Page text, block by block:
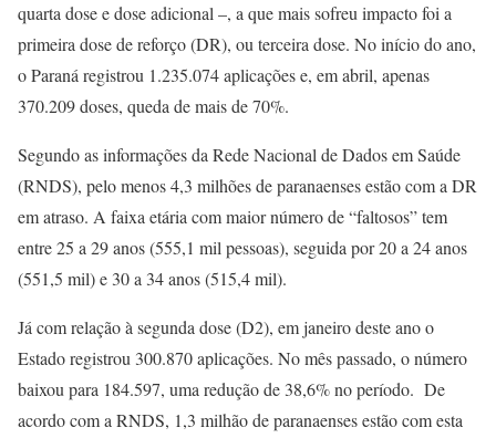
quarta dose e dose adicional –, a que mais sofreu impacto foi a
primeira dose de reforço (DR), ou terceira dose. No início do ano,
o Paraná registrou 1.235.074 aplicações e, em abril, apenas
370.209 doses, queda de mais de 70%.
Segundo as informações da Rede Nacional de Dados em Saúde
(RNDS), pelo menos 4,3 milhões de paranaenses estão com a DR
em atraso. A faixa etária com maior número de “faltosos” tem
entre 25 a 29 anos (555,1 mil pessoas), seguida por 20 a 24 anos
(551,5 mil) e 30 a 34 anos (515,4 mil).
Já com relação à segunda dose (D2), em janeiro deste ano o
Estado registrou 300.870 aplicações. No mês passado, o número
baixou para 184.597, uma redução de 38,6% no período. De
acordo com a RNDS, 1,3 milhão de paranaenses estão com esta